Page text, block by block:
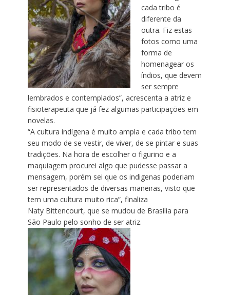
cada tribo é
diferente da
outra. Fiz estas
fotos como uma
forma de
homenagear os
índios, que devem
ser sempre
lembrados e contemplados”, acrescenta a atriz e
fisioterapeuta que já fez algumas participações em
novelas.
“A cultura indígena é muito ampla e cada tribo tem
seu modo de se vestir, de viver, de se pintar e suas
tradições. Na hora de escolher o figurino e a
maquiagem procurei algo que pudesse passar a
mensagem, porém sei que os indigenas poderiam
ser representados de diversas maneiras, visto que
tem uma cultura muito rica”, finaliza
Naty Bittencourt, que se mudou de Brasília para
São Paulo pelo sonho de ser atriz.